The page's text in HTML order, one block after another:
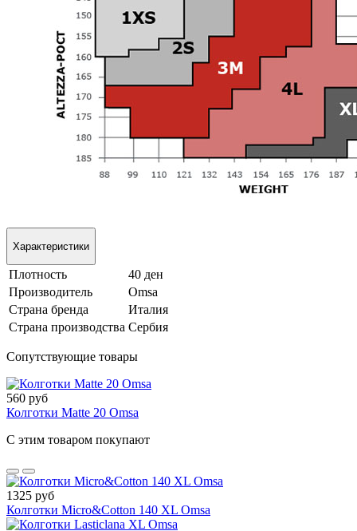
Характеристики
Плотность
40 ден
Производитель
Omsa
Страна бренда
Италия
Страна производства Сербия
Сопутствующие товары
560 руб
Колготки Matte 20 Omsa
С этим товаром покупают
1325 руб
Колготки Micro&Cotton 140 XL Omsa